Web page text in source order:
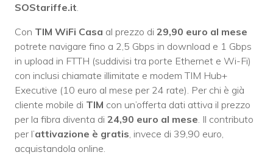
SOStariffe.it.
Con TIM WiFi Casa al prezzo di 29,90 euro al mese
potrete navigare fino a 2,5 Gbps in download e 1 Gbps
in upload in FTTH (suddivisi tra porte Ethernet e Wi-Fi)
con inclusi chiamate illimitate e modem TIM Hub+
Executive (10 euro al mese per 24 rate). Per chi è già
cliente mobile di TIM con un’offerta dati attiva il prezzo
per la fibra diventa di 24,90 euro al mese. Il contributo
per l’attivazione è gratis, invece di 39,90 euro,
acquistandola online.